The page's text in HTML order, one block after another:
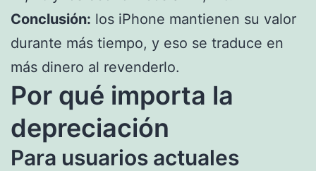
Conclusión: los iPhone mantienen su valor
durante más tiempo, y eso se traduce en
más dinero al revenderlo.
Por qué importa la
depreciación
Para usuarios actuales